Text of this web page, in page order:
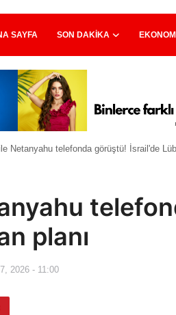
SAYFA SON DAKIKA
Netanyahu telefonda görüştü! İsrail'de
planı
2026 - 11:00